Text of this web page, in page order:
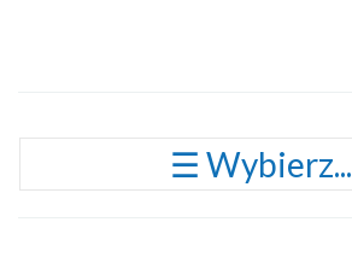
Przełącz
☰ Wybierz...